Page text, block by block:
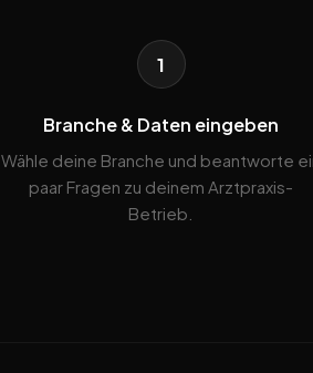
1
Branche & Daten eingeben
Wähle deine Branche und beantworte
paar Fragen zu deinem Arztpraxis-
Betrieb.